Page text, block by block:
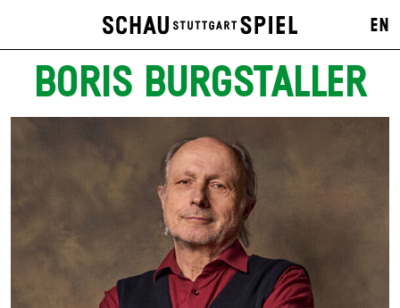
EN
BORIS BURGSTALLER